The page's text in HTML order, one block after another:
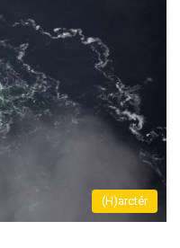
(H)arctér